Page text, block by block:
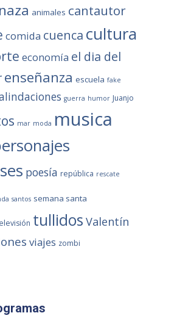
animales cantautor
comida cuenca cultura
economía el dia del
enseñanza escuela fake
guerra humor Juanjo
mar moda musica
poesía república rescate
santos semana santa
tullidos Valentín
viajes zombi